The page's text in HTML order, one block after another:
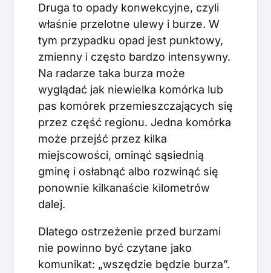
Druga to opady konwekcyjne, czyli
właśnie przelotne ulewy i burze. W
tym przypadku opad jest punktowy,
zmienny i często bardzo intensywny.
Na radarze taka burza może
wyglądać jak niewielka komórka lub
pas komórek przemieszczających się
przez część regionu. Jedna komórka
może przejść przez kilka
miejscowości, ominąć sąsiednią
gminę i osłabnąć albo rozwinąć się
ponownie kilkanaście kilometrów
dalej.
Dlatego ostrzeżenie przed burzami
nie powinno być czytane jako
komunikat: „wszędzie będzie burza”.